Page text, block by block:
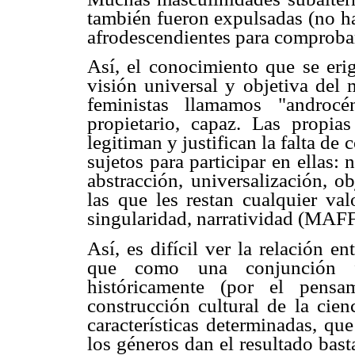
también fueron expulsadas (no
afrodescendientes para
Así, el conocimiento que se
visión universal y objetiva del
feministas llamamos
propietario, capaz. Las
legitiman y justifican la falta de
sujetos para participar en ellas:
abstracción, universalización,
las que les restan cualquier
singularidad, narratividad
Así, es difícil ver la relación
que como una conjunción
históricamente (por el
construcción cultural de la
características determinadas,
los géneros dan el resultado